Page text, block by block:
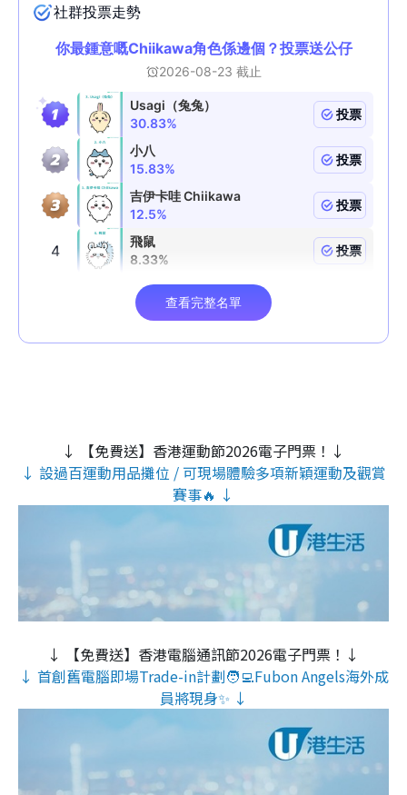
↓ 【免費送】香港運動節2026電子門票！↓
↓ 設過百運動用品攤位 / 可現場體驗多項新穎運動及觀賞
賽事🔥 ↓
↓ 【免費送】香港電腦通訊節2026電子門票！↓
↓ 首創舊電腦即場Trade-in計劃🧑‍💻Fubon Angels海外成
員將現身✨ ↓